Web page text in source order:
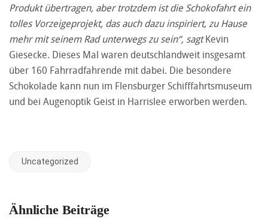
Produkt übertragen, aber trotzdem ist die Schokofahrt ein
tolles Vorzeigeprojekt, das auch dazu inspiriert, zu Hause
mehr mit seinem Rad unterwegs zu sein“, sagtKevin
Giesecke. Dieses Mal waren deutschlandweit insgesamt
über 160 Fahrradfahrende mit dabei. Die besondere
Schokolade kann nun im Flensburger Schifffahrtsmuseum
und bei Augenoptik Geist in Harrislee erworben werden.
Uncategorized
Ähnliche Beiträge